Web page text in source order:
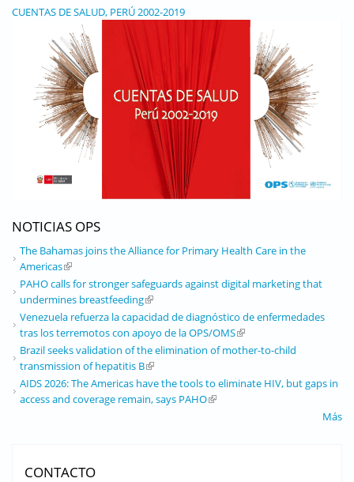
CUENTAS DE SALUD, PERÚ 2002-2019
NOTICIAS OPS
The Bahamas joins the Alliance for Primary Health Care in the
Americas(link is external)
PAHO calls for stronger safeguards against digital marketing that
undermines breastfeeding(link is external)
Venezuela refuerza la capacidad de diagnóstico de enfermedades
tras los terremotos con apoyo de la OPS/OMS(link is external)
Brazil seeks validation of the elimination of mother-to-child
transmission of hepatitis B(link is external)
AIDS 2026: The Americas have the tools to eliminate HIV, but gaps in
access and coverage remain, says PAHO(link is external)
Más
CONTACTO